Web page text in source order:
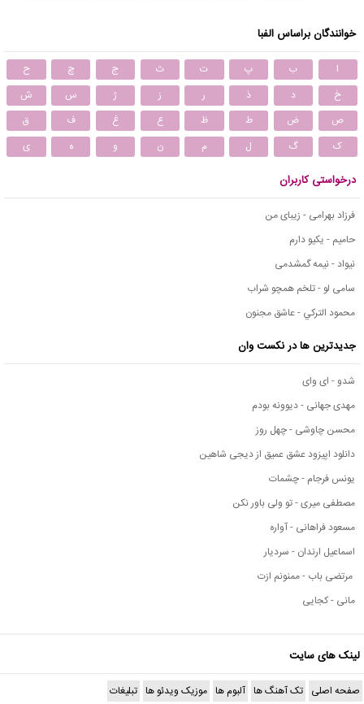
خوانندگان براساس الفبا
ا ب پ ت ث ج چ
ح
خ
د ذ ر ز ژ س
ش
ص
ض ط ظ ع غ ف
ق
ک
گ ل م ن و ه ی
درخواستی کاربران
فرزاد بهرامی - زیبای من
حامیم - یکیو دارم
نیواد - نیمه گمشدمی
سامی لو - تلخم همچو شراب
محمود التركي - عاشق مجنون
جدیدترین ها در نکست وان
شدو - ای وای
مهدی جهانی - دیوونه بودم
محسن چاوشی - چهل روز
دانلود اپیزود عشق عمیق از دیجی شاهین
یونس فرجام - چشمات
مصطفی میری - تو ولی باور نکن
مسعود فراهانی - آواره
اسماعیل ارندان - سردیار
مرتضی باب - ممنونم ازت
مانی - کجایی
لینک های سایت
صفحه اصلی تک آهنگ ها آلبوم ها موزیک ویدئو ها تبلیغات